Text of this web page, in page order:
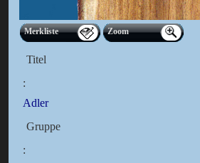
Merkliste Zoom
Titel
:
Adler
Gruppe
: